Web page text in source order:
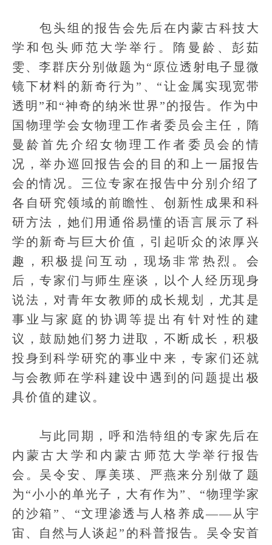
包头组的报告会先后在内蒙古科技大
学和包头师范大学举行。隋曼龄、彭茹
雯、李群庆分别做题为“原位透射电子显微
镜下材料的新奇行为”、“让金属实现宽带
透明”和“神奇的纳米世界”的报告。作为中
国物理学会女物理工作者委员会主任，隋
曼龄首先介绍女物理工作者委员会的情
况，举办巡回报告会的目的和上一届报告
会的情况。三位专家在报告中分别介绍了
各自研究领域的前瞻性、创新性成果和科
研方法，她们用通俗易懂的语言展示了科
学的新奇与巨大价值，引起听众的浓厚兴
趣，积极提问互动，现场非常热烈。会
后，专家们与师生座谈，以个人经历现身
说法，对青年女教师的成长规划，尤其是
事业与家庭的协调等提出有针对性的建
议，鼓励她们努力进取，不断成长，积极
投身到科学研究的事业中来，专家们还就
与会教师在学科建设中遇到的问题提出极
具价值的建议。
与此同期，呼和浩特组的专家先后在
内蒙古大学和内蒙古师范大学举行报告
会。吴令安、厚美瑛、严燕来分别做了题
为“小小的单光子，大有作为”、“物理学家
的沙箱”、“文理渗透与人格养成——从宇
宙、自然与人谈起”的科普报告。吴令安首